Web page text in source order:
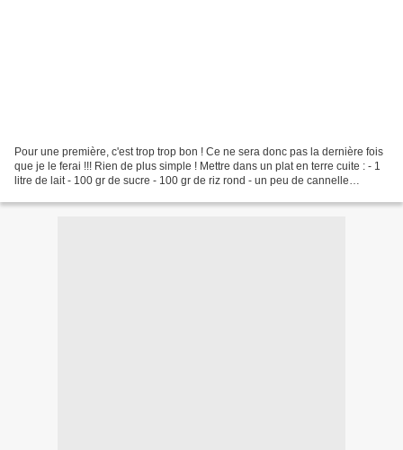
Pour une première, c'est trop trop bon ! Ce ne sera donc pas la dernière fois
que je le ferai !!! Rien de plus simple ! Mettre dans un plat en terre cuite : - 1
litre de lait - 100 gr de sucre - 100 gr de riz rond - un peu de cannelle